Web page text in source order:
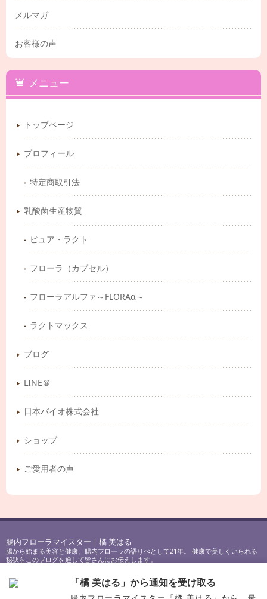
メルマガ
お客様の声
メニュー
トップページ
プロフィール
特定商取引法
乳酸菌生産物質
ピュア・ラクト
フローラ（カプセル）
フローラアルファ～FLORAα～
ラクトマックス
ブログ
LINE＠
日本バイオ株式会社
ショップ
ご愛用者の声
腸内フローラマイスター｜橘 美はる
腸から始まる美容と健康、腸内フローラの語りべとして21年。 健康で美しくいられる
秘訣をこのブログを通して皆さんにお伝えします。
「橘 美はる」から通知を受け取る